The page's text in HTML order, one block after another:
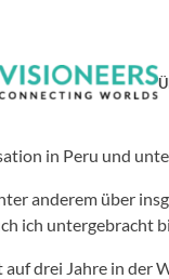
in Peru und
anderem über
ich untergebracht
auf drei Jahre in